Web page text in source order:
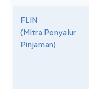
FLIN
(Mitra Penyalur
Pinjaman)